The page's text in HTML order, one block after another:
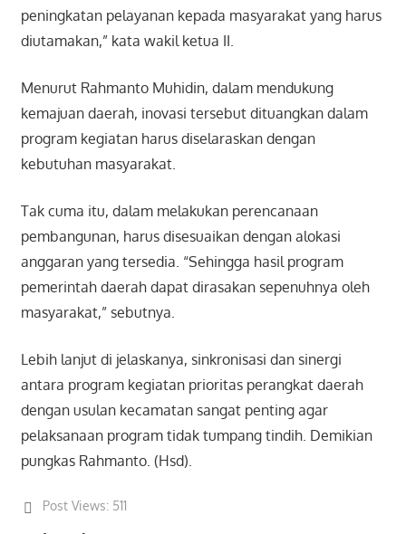
peningkatan pelayanan kepada masyarakat yang harus
diutamakan,” kata wakil ketua II.
Menurut Rahmanto Muhidin, dalam mendukung
kemajuan daerah, inovasi tersebut dituangkan dalam
program kegiatan harus diselaraskan dengan
kebutuhan masyarakat.
Tak cuma itu, dalam melakukan perencanaan
pembangunan, harus disesuaikan dengan alokasi
anggaran yang tersedia. “Sehingga hasil program
pemerintah daerah dapat dirasakan sepenuhnya oleh
masyarakat,” sebutnya.
Lebih lanjut di jelaskanya, sinkronisasi dan sinergi
antara program kegiatan prioritas perangkat daerah
dengan usulan kecamatan sangat penting agar
pelaksanaan program tidak tumpang tindih. Demikian
pungkas Rahmanto. (Hsd).
Post Views: 511